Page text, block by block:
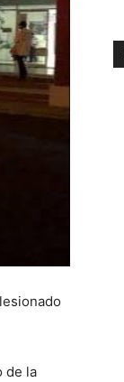
de la